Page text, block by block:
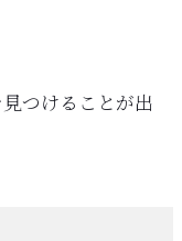
つけることが出